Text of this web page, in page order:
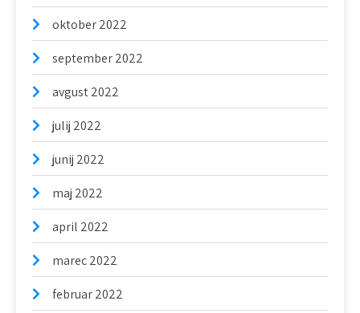
oktober 2022
september 2022
avgust 2022
julij 2022
junij 2022
maj 2022
april 2022
marec 2022
februar 2022